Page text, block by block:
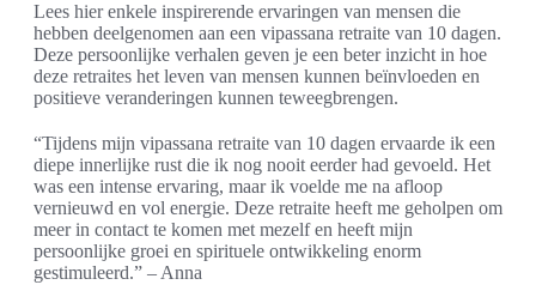
Lees hier enkele inspirerende ervaringen van mensen die
hebben deelgenomen aan een vipassana retraite van 10 dagen.
Deze persoonlijke verhalen geven je een beter inzicht in hoe
deze retraites het leven van mensen kunnen beïnvloeden en
positieve veranderingen kunnen teweegbrengen.
“Tijdens mijn vipassana retraite van 10 dagen ervaarde ik een
diepe innerlijke rust die ik nog nooit eerder had gevoeld. Het
was een intense ervaring, maar ik voelde me na afloop
vernieuwd en vol energie. Deze retraite heeft me geholpen om
meer in contact te komen met mezelf en heeft mijn
persoonlijke groei en spirituele ontwikkeling enorm
gestimuleerd.” – Anna